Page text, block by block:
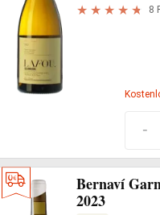
8
-
Bernaví
2023